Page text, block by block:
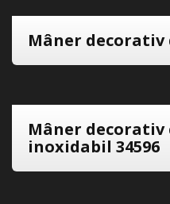
Mâner decorativ
Mâner
inoxidabil 34596